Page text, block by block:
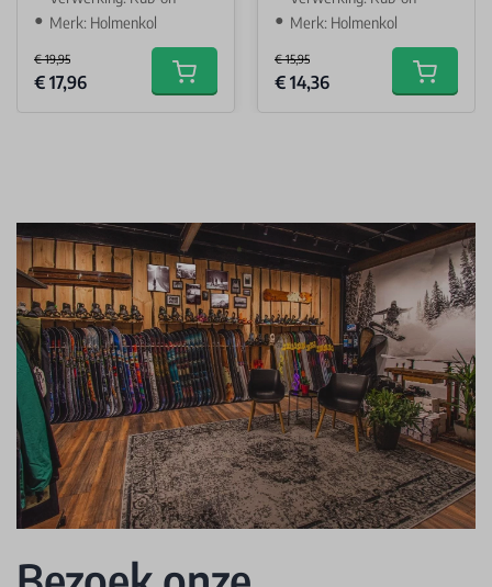
Merk: Holmenkol
€ 19,95
Special Price
€ 17,96 Add to cart
Merk: Holmenkol
€ 15,95
Special Price
€ 14,36 Add to